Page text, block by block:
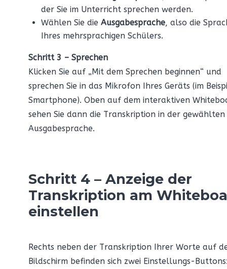
der Sie im Unterricht sprechen werden.
Wählen Sie die Ausgabesprache, also die
Ihres mehrsprachigen Schülers.
Schritt 3 – Sprechen
Klicken Sie auf „Mit dem Sprechen beginnen“ und
sprechen Sie in das Mikrofon Ihres Geräts (im
Smartphone). Oben auf dem interaktiven
sehen Sie dann die Transkription in der gewählten
Ausgabesprache.
Schritt 4 – Anzeige der
Transkription am
einstellen
Rechts neben der Transkription Ihrer Worte auf
Bildschirm befinden sich zwei Einstellungs-